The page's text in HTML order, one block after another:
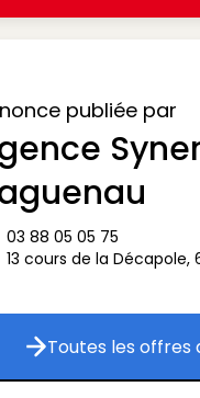
publiée par
téléphone
03 88 05 05 75
adresse
13 cours de la Décapole,
Toutes les offres